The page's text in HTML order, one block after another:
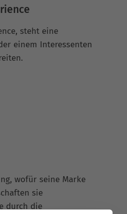
steht eine
einem Interessenten
wofür seine Marke
sie
durch die